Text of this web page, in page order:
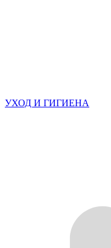
УХОД И ГИГИЕНА